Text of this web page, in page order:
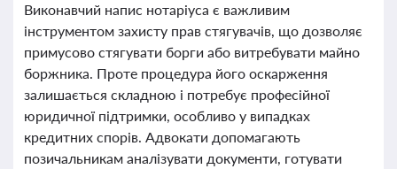
Виконавчий напис нотаріуса є важливим
інструментом захисту прав стягувачів, що дозволяє
примусово стягувати борги або витребувати майно
боржника. Проте процедура його оскарження
залишається складною і потребує професійної
юридичної підтримки, особливо у випадках
кредитних спорів. Адвокати допомагають
позичальникам аналізувати документи, готувати